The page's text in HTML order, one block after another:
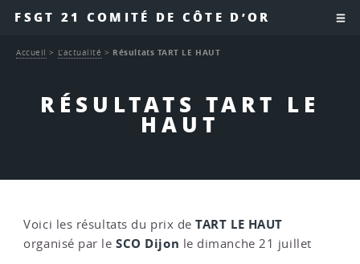
FSGT 21 COMITÉ DE CÔTE D’OR
RÉSULTATS TART LE
HAUT
Accueil > L’actualité > Résultats TART LE HAUT
Voici les résultats du prix deTART LE HAUT
organisé par leSCO Dijon le dimanche 21 juillet